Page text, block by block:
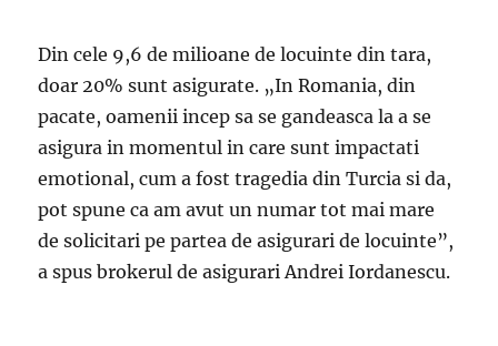
Din cele 9,6 de milioane de locuinte din tara,
doar 20% sunt asigurate. „In Romania, din
pacate, oamenii incep sa se gandeasca la a se
asigura in momentul in care sunt impactati
emotional, cum a fost tragedia din Turcia si da,
pot spune ca am avut un numar tot mai mare
de solicitari pe partea de asigurari de locuinte”,
a spus brokerul de asigurari Andrei Iordanescu.